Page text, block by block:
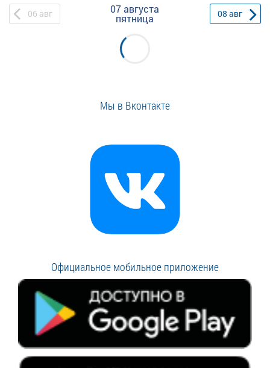
06 авг 07 августа
пятница 08 авг
Мы в Вконтакте
Официальное мобильное приложение